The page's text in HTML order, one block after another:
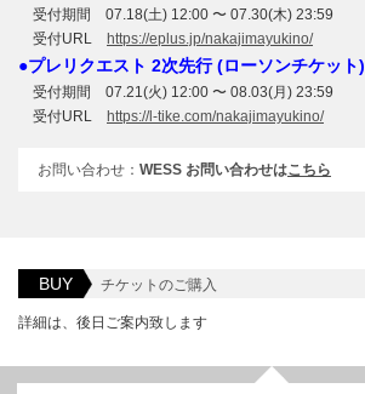
受付期間 07.18(土) 12:00 〜 07.30(木) 23:59
受付URL
https://eplus.jp/nakajimayukino/
●プレリクエスト 2次先行 (ローソンチケット)
受付期間 07.21(火) 12:00 〜 08.03(月) 23:59
受付URL
https://l-tike.com/nakajimayukino/
お問い合わせ： WESS お問い合わせはこちら
BUY チケットのご購入
詳細は、後日ご案内致します